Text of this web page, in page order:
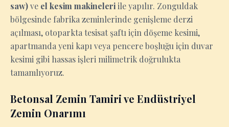
saw)ve el kesim makineleriile yapılır. Zonguldak
bölgesinde fabrika zeminlerinde genişleme derzi
açılması, otoparkta tesisat şaftı için döşeme kesimi,
apartmanda yeni kapı veya pencere boşluğu için duvar
kesimi gibi hassas işleri milimetrik doğrulukta
tamamlıyoruz.
Betonsal Zemin Tamiri ve Endüstriyel
Zemin Onarımı